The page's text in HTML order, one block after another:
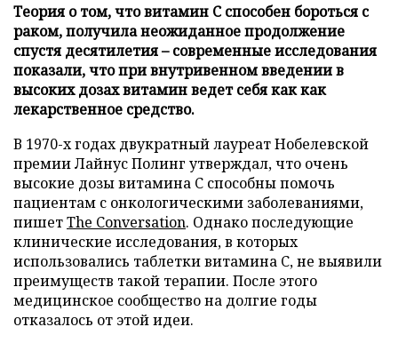
Теория о том, что витамин C способен бороться с
раком, получила неожиданное продолжение
спустя десятилетия – современные исследования
показали, что при внутривенном введении в
высоких дозах витамин ведет себя как как
лекарственное средство.
В 1970-х годах двукратный лауреат Нобелевской
премии Лайнус Полинг утверждал, что очень
высокие дозы витамина C способны помочь
пациентам с онкологическими заболеваниями,
пишетThe Conversation. Однако последующие
клинические исследования, в которых
использовались таблетки витамина C, не выявили
преимуществ такой терапии. После этого
медицинское сообщество на долгие годы
отказалось от этой идеи.